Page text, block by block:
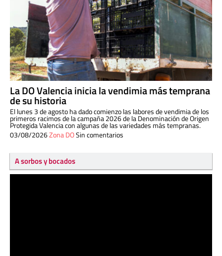
La DO Valencia inicia la vendimia más temprana
de su historia
El lunes 3 de agosto ha dado comienzo las labores de vendimia de los
primeros racimos de la campaña 2026 de la Denominación de Origen
Protegida Valencia con algunas de las variedades más tempranas.
03/08/2026Zona DOSin comentarios
A sorbos y bocados